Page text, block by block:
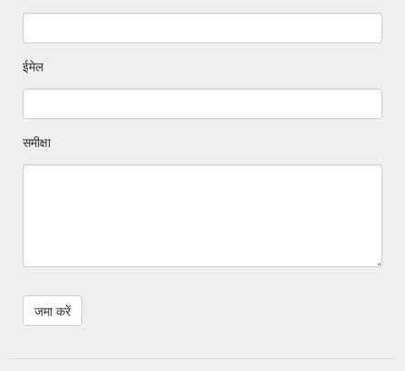
ईमेल
समीक्षा